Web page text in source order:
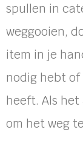
spullen in
weggooien,
item in je
nodig hebt
heeft. Als het
om het weg